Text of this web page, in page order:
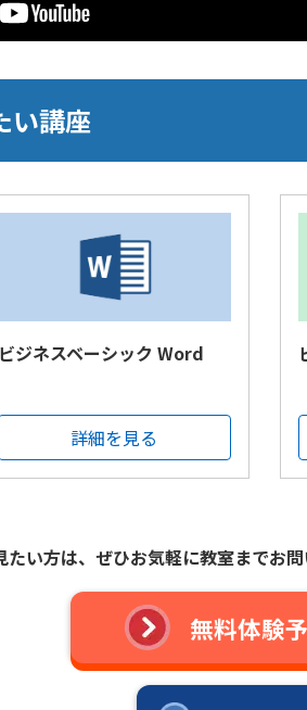
い講座
ビジネスベーシック Word
詳細を見る
い方は、 ぜひお気軽に教室までお問
無料体験